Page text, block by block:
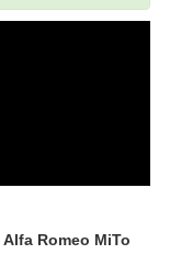
Alfa Romeo MiTo